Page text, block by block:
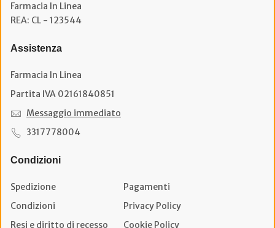
Farmacia In Linea
REA: CL - 123544
Assistenza
Farmacia In Linea
Partita IVA 02161840851
Messaggio immediato
3317778004
Condizioni
Spedizione
Pagamenti
Condizioni
Privacy Policy
Resi e diritto di recesso
Cookie Policy